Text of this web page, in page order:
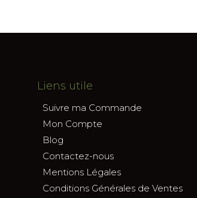
Liens utile
Suivre ma Commande
Mon Compte
Blog
Contactez-nous
Mentions Légales
Conditions Générales de Ventes